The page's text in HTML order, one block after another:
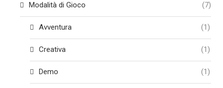
Modalità di Gioco (7)
Avventura (1)
Creativa (1)
Demo (1)